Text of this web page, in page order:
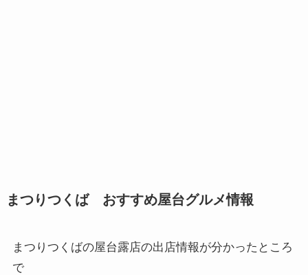
まつりつくば おすすめ屋台グルメ情報
まつりつくばの屋台露店の出店情報が分かったところ
で